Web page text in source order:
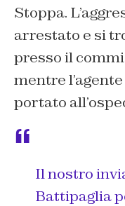
Stoppa.
arrestato e si
presso il
mentre
portato
Il nostro
Battipaglia